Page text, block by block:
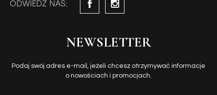
ODWIEDŹ NAS:
NEWSLETTER
Podaj swój adres e-mail, jeżeli chcesz otrzymywać informacje
o nowościach i promocjach.